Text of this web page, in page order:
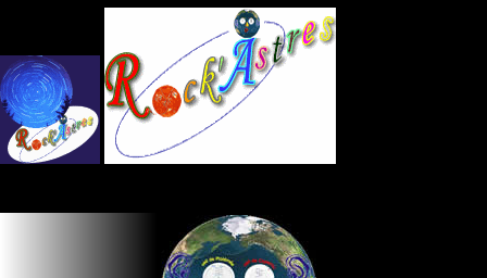
Panneau de gestion des cookies